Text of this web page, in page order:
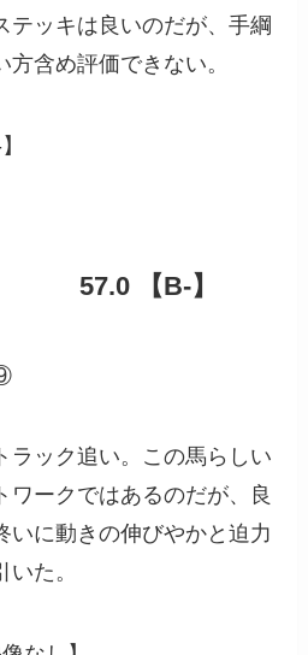
テッキは良いのだが、手綱
含め評価できない。
57.0 【B-】
ラック追い。この馬らしい
ワークではあるのだが、良
いに動きの伸びやかと迫力
た。